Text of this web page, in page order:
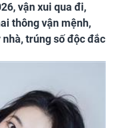
vận xui qua đi,
thông vận mệnh,
trúng số độc đắc